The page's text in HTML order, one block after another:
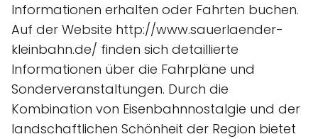
Informationen erhalten oder Fahrten buchen.
Auf der Website http://www.sauerlaender-
kleinbahn.de/ finden sich detaillierte
Informationen über die Fahrpläne und
Sonderveranstaltungen. Durch die
Kombination von Eisenbahnnostalgie und der
landschaftlichen Schönheit der Region bietet